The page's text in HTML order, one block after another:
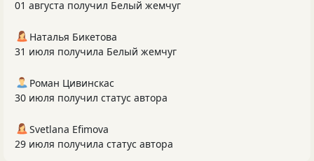
01 августа получил Белый жемчуг
Наталья Бикетова
31 июля получила Белый жемчуг
Роман Цивинскас
30 июля получил статус автора
Svetlana Efimova
29 июля получила статус автора